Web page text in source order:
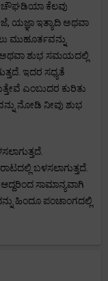
ಚೌಘಡಿಯಾ ಕೆಲವು
ಯಜ್ಞಾ ಇತ್ಯಾದಿ ಅಥವಾ
ಮುಹೂರ್ತವನ್ನು
ಅಥವಾ ಶುಭ ಸಮಯದಲ್ಲಿ
ಇದರ ಸಧ್ಯತೆ
ಎಂಬುದರ ಕುರಿತು
ನೋಡಿ ನೀವು ಶುಭ
ಬಳಸಲಾಗುತ್ತದೆ.
ಸಾಮಾನ್ಯವಾಗಿ
ಹಿಂದೂ ಪಂಚಾಂಗದಲ್ಲಿ